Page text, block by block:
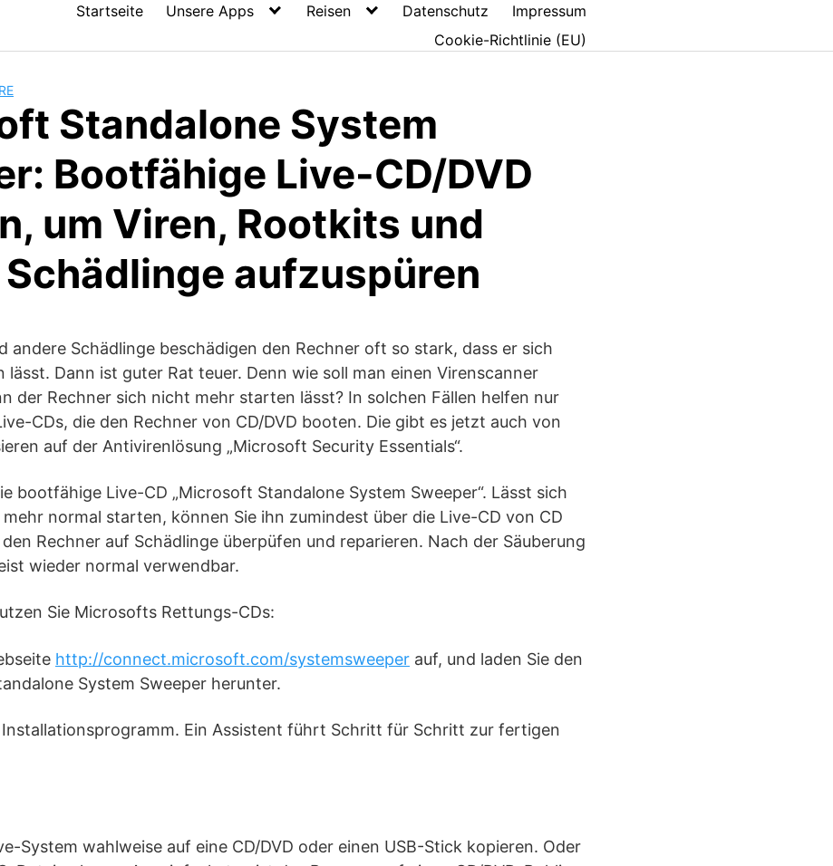
Startseite Unsere Apps Reisen Datenschutz
Impressum
Cookie-Richtlinie (EU)
Standalone System
Bootfähige Live-CD/DVD
um Viren, Rootkits und
aufzuspüren
andere Schädlinge beschädigen den Rechner oft so stark, dass er sich
Dann ist guter Rat teuer. Denn wie soll man einen Virenscanner
der Rechner sich nicht mehr starten lässt? In solchen Fällen helfen nur
CDs, die den Rechner von CD/DVD booten. Die gibt es jetzt auch von
auf der Antivirenlösung „Microsoft Security Essentials“.
bootfähige Live-CD „Microsoft Standalone System Sweeper“. Lässt sich
normal starten, können Sie ihn zumindest über die Live-CD von CD
Rechner auf Schädlinge überpüfen und reparieren. Nach der Säuberung
wieder normal verwendbar.
Sie Microsofts Rettungs-CDs:
http://connect.microsoft.com/systemsweeper auf, und laden Sie den
System Sweeper herunter.
Installationsprogramm. Ein Assistent führt Schritt für Schritt zur fertigen
System wahlweise auf eine CD/DVD oder einen USB-Stick kopieren. Oder